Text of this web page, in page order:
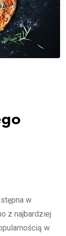
w
z najbardziej
w